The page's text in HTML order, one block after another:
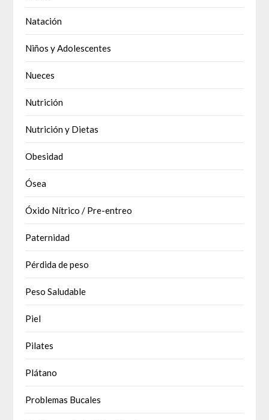
Natación
Niños y Adolescentes
Nueces
Nutrición
Nutrición y Dietas
Obesidad
Ósea
Óxido Nítrico / Pre-entreo
Paternidad
Pérdida de peso
Peso Saludable
Piel
Pilates
Plátano
Problemas Bucales